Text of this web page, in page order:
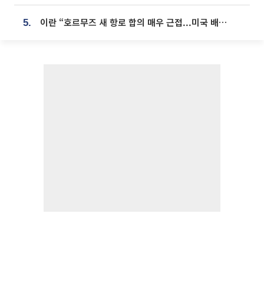
5. 이란 “호르무즈 새 항로 합의 매우 근접...미국 배상 먼저”